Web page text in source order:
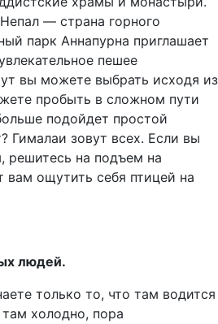
— страна горного
парк Аннапурна приглашает
пешее
вы можете выбрать исходя из
пробыть в сложном пути
подойдет простой
Гималаи зовут всех. Если вы
решитесь на подъем на
вам ощутить себя птицей на
людей.
только то, что там водится
холодно, пора